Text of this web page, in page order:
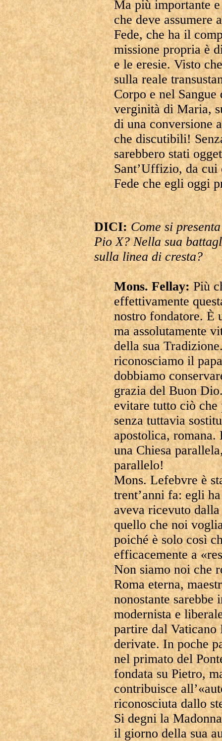
Ma più importante
che deve assumere
Fede, che ha il
missione propria è
e le eresie. Visto
sulla reale
Corpo e nel
verginità di Maria,
di una conversione
che discutibili!
sarebbero stati
Sant’Uffizio, da cui
Fede che egli oggi
DICI:Come si
Pio X? Nella sua
sulla linea di cresta?
Mons. Fellay:Più
effettivamente
nostro fondatore. È
ma assolutamente
della sua
riconosciamo il
dobbiamo
grazia del Buon
evitare tutto ciò
senza tuttavia
apostolica,
una Chiesa
parallelo!
Mons. Lefebvre è
trent’anni fa: egli
aveva ricevuto
quello che noi
poiché è solo così
efficacemente a
Non siamo noi che
Roma eterna,
nonostante sarebbe
modernista e
partire dal
derivate. In poche
nel primato del
fondata su Pietro,
contribuisce
riconosciuta dallo
Si degni la
il giorno della sua